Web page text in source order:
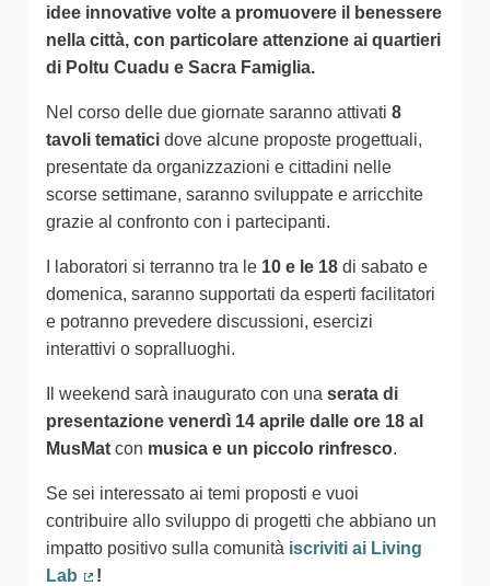
idee innovative volte a promuovere il benessere
nella città, con particolare attenzione ai quartieri
di Poltu Cuadu e Sacra Famiglia.
Nel corso delle due giornate saranno attivati 8
tavoli tematici dove alcune proposte progettuali,
presentate da organizzazioni e cittadini nelle
scorse settimane, saranno sviluppate e arricchite
grazie al confronto con i partecipanti.
I laboratori si terranno tra le 10 e le 18 di sabato e
domenica, saranno supportati da esperti facilitatori
e potranno prevedere discussioni, esercizi
interattivi o sopralluoghi.
Il weekend sarà inaugurato con una serata di
presentazione venerdì 14 aprile dalle ore 18 al
MusMat con musica e un piccolo rinfresco.
Se sei interessato ai temi proposti e vuoi
contribuire allo sviluppo di progetti che abbiano un
impatto positivo sulla comunità iscriviti ai Living
Lab
!